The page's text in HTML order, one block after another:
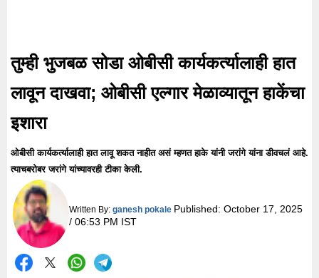
तुम्ही भुजबळ सोडा ओबीसी कार्यकर्त्यालाही हात
लावून दाखवा; ओबीसी एल्गार मेळाव्यातून हाकेंचा
इशारा
ओबीसी कार्यकर्त्यालाही हात लावू शकत नाहीत असं म्हणत हाके यांनी जरांगे यांना डीवचलं आहे.
त्याचबरोबर जरांगे यांच्यावरही टीका केली.
Written By: ganesh pokale Published: October 17, 2025
/ 06:53 PM IST